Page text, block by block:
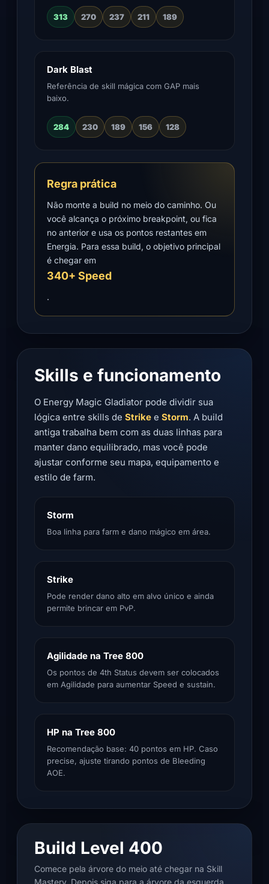
313 270 237 211 189
Dark Blast
Referência de skill mágica com GAP mais
baixo.
284 230 189 156 128
Regra prática
Não monte a build no meio do caminho. Ou
você alcança o próximo breakpoint, ou fica
no anterior e usa os pontos restantes em
Energia. Para essa build, o objetivo principal
é chegar em
340+ Speed
.
Skills e funcionamento
O Energy Magic Gladiator pode dividir sua
lógica entre skills de Strike e Storm. A build
antiga trabalha bem com as duas linhas para
manter dano equilibrado, mas você pode
ajustar conforme seu mapa, equipamento e
estilo de farm.
Storm
Boa linha para farm e dano mágico em área.
Strike
Pode render dano alto em alvo único e ainda
permite brincar em PvP.
Agilidade na Tree 800
Os pontos de 4th Status devem ser colocados
em Agilidade para aumentar Speed e sustain.
HP na Tree 800
Recomendação base: 40 pontos em HP. Caso
precise, ajuste tirando pontos de Bleeding
AOE.
Build Level 400
Comece pela árvore do meio até chegar na Skill